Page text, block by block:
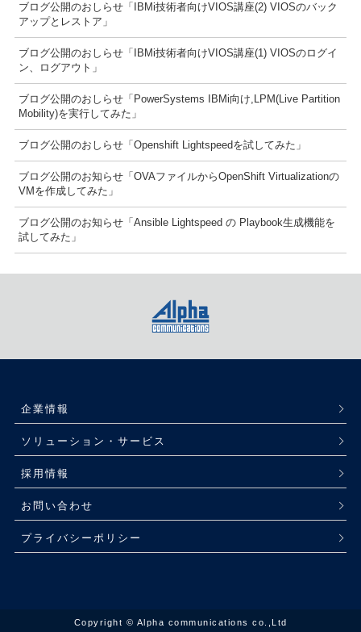
ブログ公開のおしらせ「IBMi技術者向けVIOS講座(2) VIOSのバック
アップとレストア」
ブログ公開のおしらせ「IBMi技術者向けVIOS講座(1) VIOSのログイ
ン、ログアウト」
ブログ公開のおしらせ「PowerSystems IBMi向け,LPM(Live Partition
Mobility)を実行してみた」
ブログ公開のおしらせ「Openshift Lightspeedを試してみた」
ブログ公開のお知らせ「OVAファイルからOpenShift Virtualizationの
VMを作成してみた」
ブログ公開のお知らせ「Ansible Lightspeed の Playbook生成機能を
試してみた」
企業情報
ソリューション・サービス
採用情報
お問い合わせ
プライバシーポリシー
Copyright © Alpha communications co.,Ltd